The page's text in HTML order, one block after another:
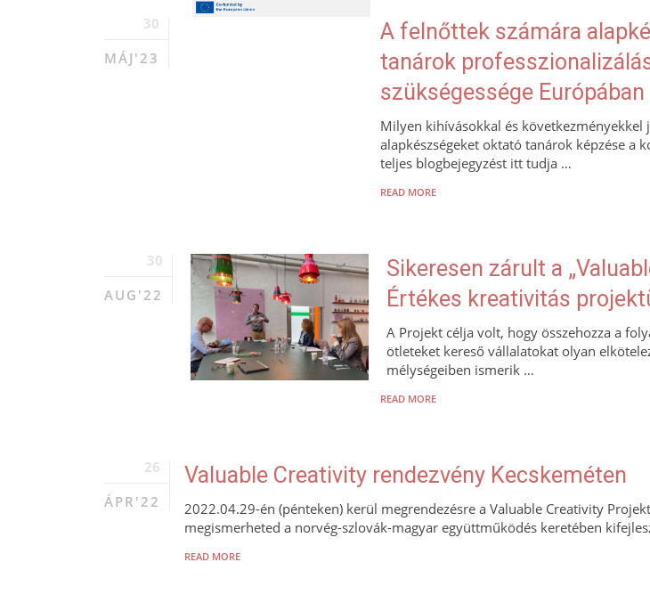
30
MÁJ'23
A felnőttek számára
tanárok
szükségessége Európában
Milyen kihívásokkal és következményekkel
alapkészségeket oktató tanárok képzése a
teljes blogbejegyzést itt tudja …
READ MORE
30
AUG'22
Sikeresen zárult a
Értékes kreativitás
A Projekt célja volt, hogy összehozza a
ötleteket kereső vállalatokat olyan
mélységeiben ismerik …
READ MORE
26
ÁPR'22
Valuable Creativity rendezvény Kecskeméten
2022.04.29-én (pénteken) kerül megrendezésre a Valuable Creativity
megismerheted a norvég-szlovák-magyar együttműködés keretében
READ MORE